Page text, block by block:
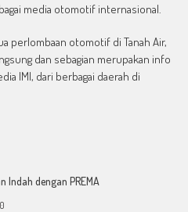
media otomotif internasional.
perlombaan otomotif di Tanah Air,
dan sebagian merupakan info
IMI, dari berbagai daerah di
Indah dengan PREMA
0